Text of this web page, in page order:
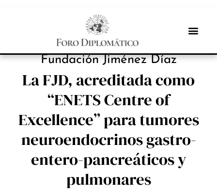
INBOX INTERNACIONAL
Fundación Jiménez Díaz
La FJD, acreditada como
“ENETS Centre of
Excellence” para tumores
neuroendocrinos gastro-
entero-pancreáticos y
pulmonares